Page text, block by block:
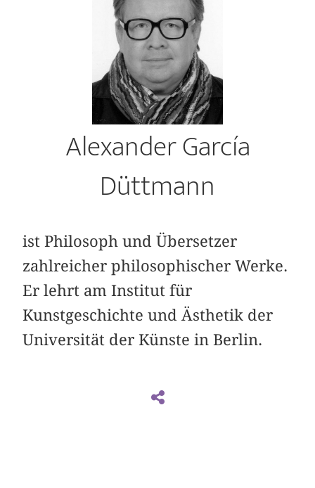
Alexander García
Düttmann
ist Philosoph und Übersetzer
zahlreicher philosophischer Werke.
Er lehrt am Institut für
Kunstgeschichte und Ästhetik der
Universität der Künste in Berlin.